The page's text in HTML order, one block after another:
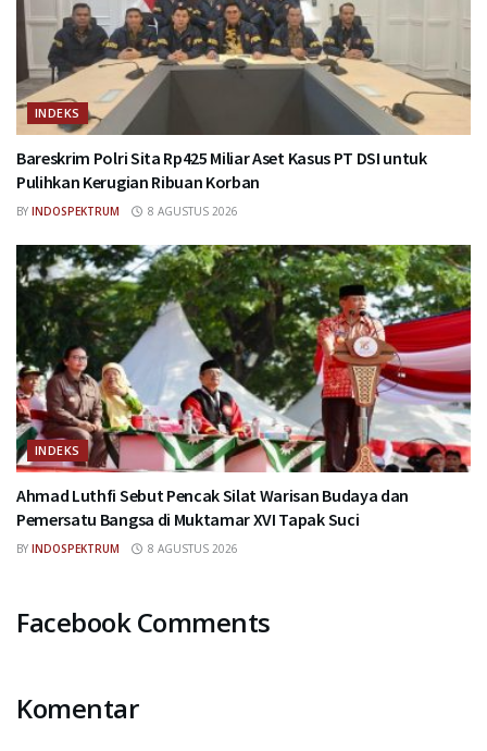
INDEKS
Bareskrim Polri Sita Rp425 Miliar Aset Kasus PT DSI untuk
Pulihkan Kerugian Ribuan Korban
BY INDOSPEKTRUM 8 AGUSTUS 2026
INDEKS
Ahmad Luthfi Sebut Pencak Silat Warisan Budaya dan
Pemersatu Bangsa di Muktamar XVI Tapak Suci
BY INDOSPEKTRUM 8 AGUSTUS 2026
Facebook Comments
Komentar